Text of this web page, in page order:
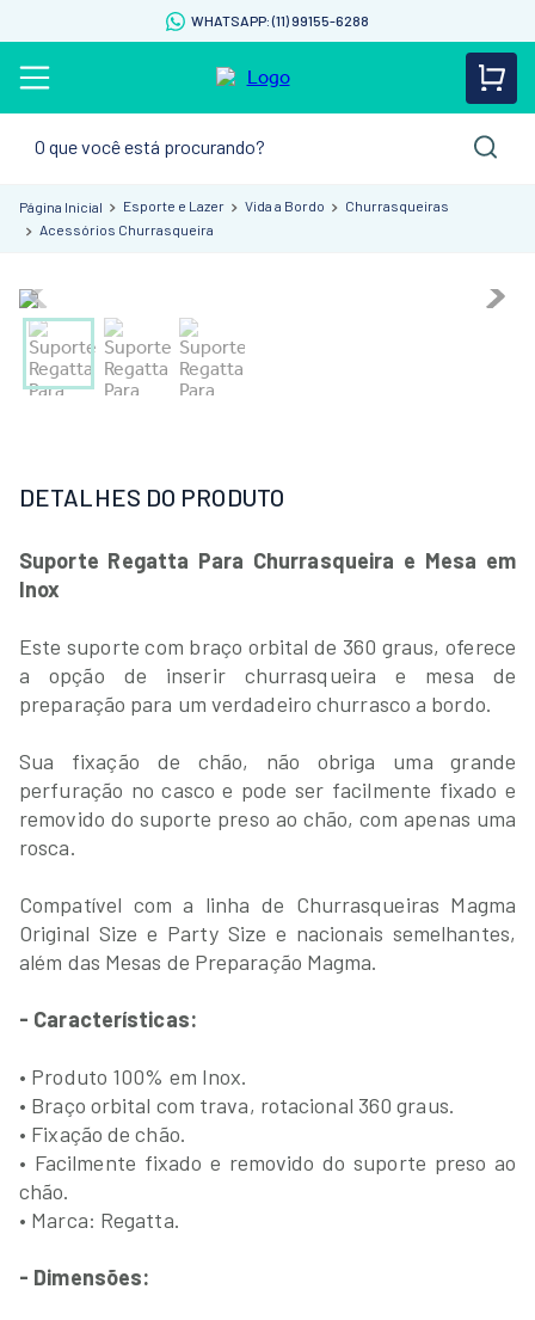
WHATSAPP: (11) 99155-6288
Esporte e Lazer Vida a Bordo
Churrasqueiras
Acessórios Churrasqueira
DETALHES DO PRODUTO
Suporte Regatta Para Churrasqueira e Mesa em
Inox
Este suporte com braço orbital de 360 graus, oferece
a opção de inserir churrasqueira e mesa de
preparação para um verdadeiro churrasco a bordo.
Sua fixação de chão, não obriga uma grande
perfuração no casco e pode ser facilmente fixado e
removido do suporte preso ao chão, com apenas uma
rosca.
Compatível com a linha de Churrasqueiras Magma
Original Size e Party Size e nacionais semelhantes,
além das Mesas de Preparação Magma.
- Características:
• Produto 100% em Inox.
• Braço orbital com trava, rotacional 360 graus.
• Fixação de chão.
• Facilmente fixado e removido do suporte preso ao
chão.
• Marca: Regatta.
- Dimensões: